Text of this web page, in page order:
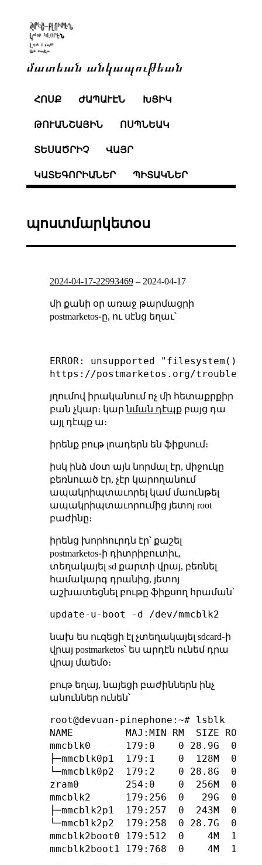
մատեան անկապութեան
ՀՈՍՔ ԺԱՊԱՒԷՆ ԽՑԻԿ
ԹՈՒԱՆՇԱՅԻՆ ՈՍՊՆԵԱԿ
ՏԵՍԱԾՐԻՉ ՎԱՅՐ
ԿԱՏԵԳՈՐԻԱՆԵՐ ՊԻՏԱԿՆԵՐ
պոստմարկետօս
2024-04-17-22993469– 2024-04-17
մի քանի օր առաջ թարմացրի
postmarketos֊ը, ու սէնց եղաւ՝
ERROR: unsupported "filesystem()
յղումով իրականում ոչ մի հետաքրքիր
բան չկար։ կարնման դէպքբայց դա
այլ դէպք ա։
իրենք բութ լոադերն են ֆիքսում։
իսկ ինձ մօտ այն նորմալ էր, միջուկը
բեռնուած էր, չէր կարողանում
ապակրիպտաւորել կամ մաունթել
ապակրիպտաւորումից յետոյ root
բաժինը։
իրենց խորհուրդն էր՝ քաշել
postmarketos֊ի դիտրիբուտիւ,
տեղակայել sd քարտի վրայ, բեռնել
համակարգ դրանից, յետոյ
աշխատեցնել բութը ֆիքսող հրաման՝
նախ ես ուզեցի էլ չտեղակայել sdcard֊ի
վրայ postmarketos՝ ես արդէն ունեմ դրա
վրայ մաեմօ։
բութ եղայ, նայեցի բաժիններն ինչ
անուններ ունեն՝
root@devuan-pinephone:~# lsblk
NAME         MAJ:MIN RM  SIZE RO TYPE
mmcblk0      179:0    0 28.9G  0
├─mmcblk0p1  179:1    0  128M  0
└─mmcblk0p2  179:2    0 28.8G  0
zram0        254:0    0  256M  0 disk
mmcblk2      179:256  0   29G  0
├─mmcblk2p1  179:257  0  243M  0
└─mmcblk2p2  179:258  0 28.7G  0
mmcblk2boot0 179:512  0    4M  1